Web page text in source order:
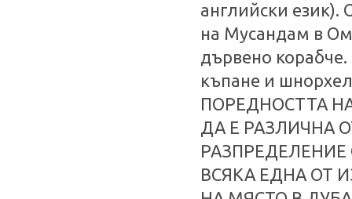
английски език).
на Мусандам в
дървено
къпане и
ПОРЕДНОСТТА
ДА Е РАЗЛИЧНА
ВСЯКА ЕДНА ОТ